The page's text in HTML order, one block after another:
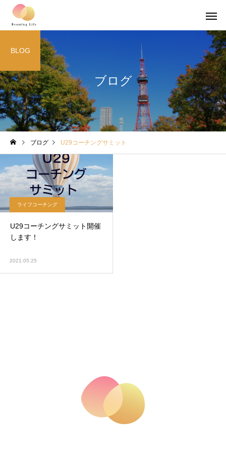
ブログ
BLOG
ブログ U29コーチングサミット
ライフコーチング
U29コーチングサミット開催
します！
2021.05.25